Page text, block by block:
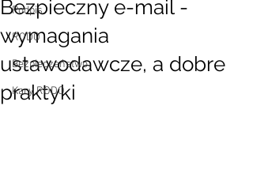
Podpis
RODO
Bezpieczeństwo
Kary RODO
Bezpieczny e-mail -
wymagania
ustawodawcze, a dobre
praktyki